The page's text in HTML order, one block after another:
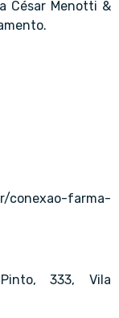
César Menotti &
conexao-farma-
333, Vila